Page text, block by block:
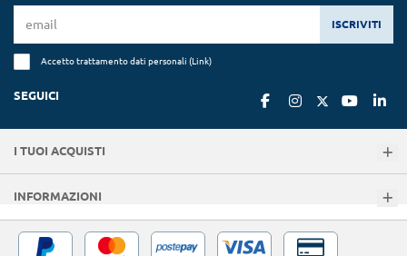
ISCRIVITI
Accetto trattamento dati personali (Link)
SEGUICI
I TUOI ACQUISTI
INFORMAZIONI